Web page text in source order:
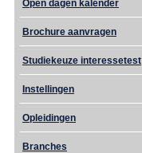
Open dagen kalender
Brochure aanvragen
Studiekeuze interessetest
Instellingen
Opleidingen
Branches